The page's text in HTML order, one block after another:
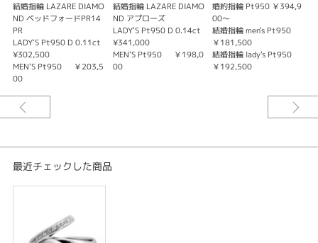
The World's Most Beautiful Diamond.®️
ー世界で最も美しいダイヤモンドー
ラザール ダイヤモンドは“世界三大カッターズブランド”のひとつに数えら
れ、120年の歴史を誇るニューヨークのブランドです。
創始者であるラザール・キャプランは、「アイディアルメイク」と呼ばれる
ダイヤモンドが七色に輝く完璧なプロポーションをカッティングによって実
践しました。原石が秘めた僅かな光の根源を最大限に引き出し、まばゆいま
での美しいきらめきを叶えます。
※価格は税込です。
結婚指輪 LAZARE DIAMO
ND ベッドフォードPR14
PR
LADY'S Pt950 D 0.11ct
¥302,500
MEN'S Pt950 ￥203,5
00
結婚指輪 LAZARE DIAMO
ND アプローズ
LADY'S Pt950 D 0.14ct
¥341,000
MEN'S Pt950 ￥198,0
00
婚約指輪 Pt950 ￥394,9
00～
結婚指輪 men's Pt950
￥181,500
結婚指輪 lady's Pt950
￥192,500
最近チェックした商品